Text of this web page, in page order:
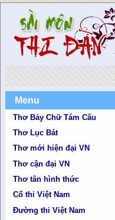
Menu
Thơ Bảy Chữ Tám Câu
Thơ Lục Bát
Thơ mới hiện đại VN
Thơ cận đại VN
Thơ tân hình thức
Cổ thi Việt Nam
Đường thi Việt Nam